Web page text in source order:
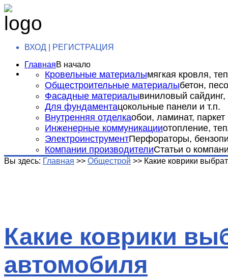
ВХОД | РЕГИСТРАЦИЯ
ГлавнаяВ начало
Кровельные материалымягкая кровля,
Общестроительные материалыбетон,
Фасадные материалывиниловый сайдинг,
Для фундаментацокольные панели и т.п.
Внутренняя отделкаобои, ламинат, паркет
Инженерные коммуникацииотопление,
ЭлектроинструментПерфораторы,
Компании производителиСтатьи о
Вы здесь: Главная >> Общестрой >> Какие коврики
Какие коврики
автомобиля